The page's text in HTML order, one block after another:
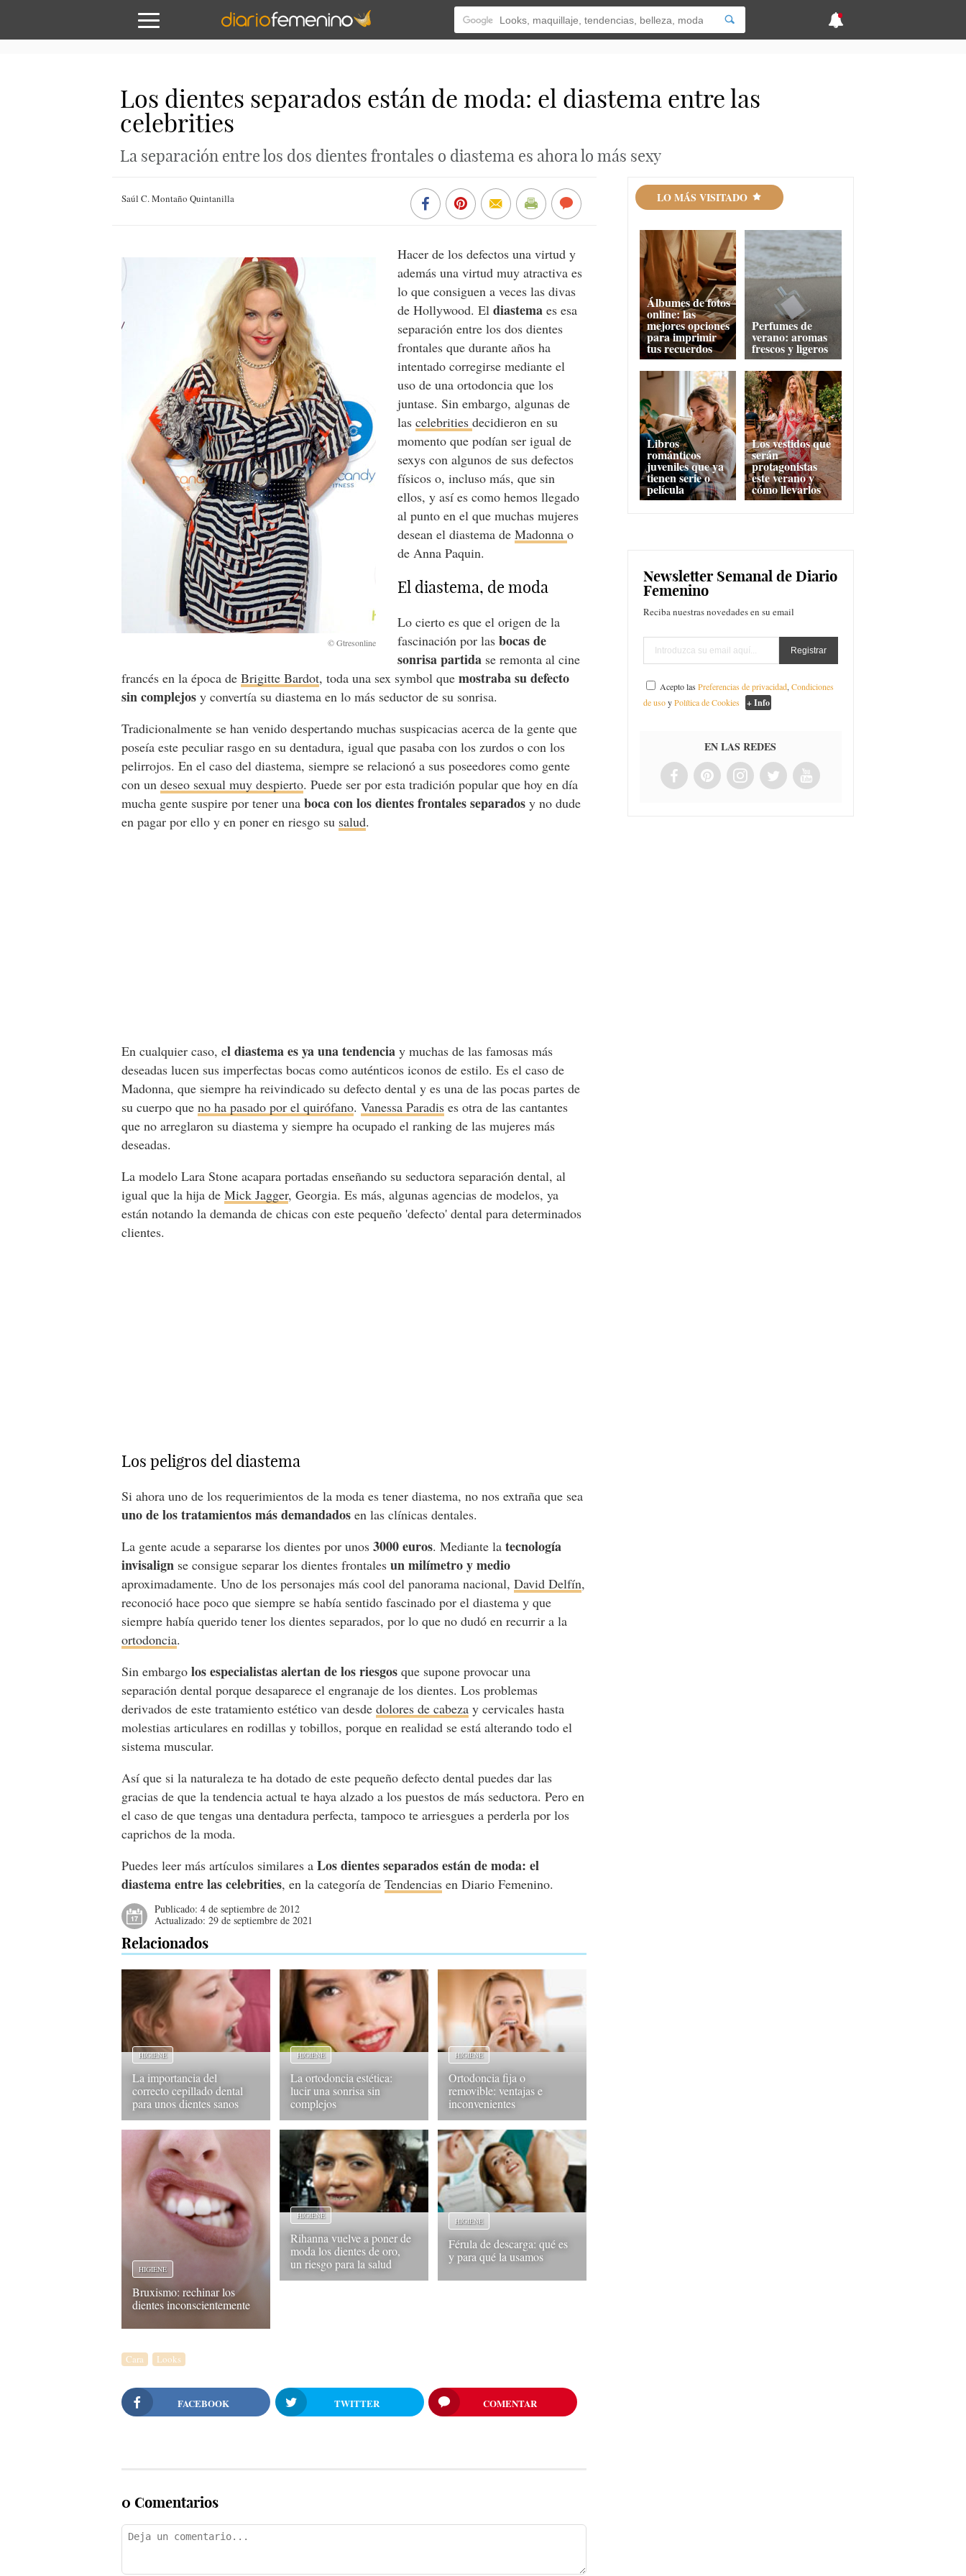
Los dientes separados están de moda: el diastema entre las
celebrities
La separación entre los dos dientes frontales o diastema es ahora lo más sexy
Saúl C. Montaño Quintanilla
Hacer de los defectos una virtud y
además una virtud muy atractiva es
lo que consiguen a veces las divas
de Hollywood. Eldiastema es esa
separación entre los dos dientes
frontales que durante años ha
intentado corregirse mediante el
uso de una ortodoncia que los
juntase. Sin embargo, algunas de
lascelebritiesdecidieron en su
momento que podían ser igual de
sexys con algunos de sus defectos
físicos o, incluso más, que sin
ellos, y así es como hemos llegado
al punto en el que muchas mujeres
desean el diastema deMadonnao
de Anna Paquin.
El diastema, de moda
Lo cierto es que el origen de la
fascinación por las bocas de
sonrisa partida se remonta al cine
francés en la época deBrigitte Bardot, toda una sex symbol quemostraba su defecto
sin complejos y convertía su diastema en lo más seductor de su sonrisa.
Tradicionalmente se han venido despertando muchas suspicacias acerca de la gente que
poseía este peculiar rasgo en su dentadura, igual que pasaba con los zurdos o con los
pelirrojos. En el caso del diastema, siempre se relacionó a sus poseedores como gente
con undeseo sexual muy despierto. Puede ser por esta tradición popular que hoy en día
mucha gente suspire por tener una boca con los dientes frontales separados y no dude
en pagar por ello y en poner en riesgo su salud.
En cualquier caso, el diastema es ya una tendencia y muchas de las famosas más
deseadas lucen sus imperfectas bocas como auténticos iconos de estilo. Es el caso de
Madonna, que siempre ha reivindicado su defecto dental y es una de las pocas partes de
su cuerpo queno ha pasado por el quirófano.Vanessa Paradis es otra de las cantantes
que no arreglaron su diastema y siempre ha ocupado el ranking de las mujeres más
deseadas.
La modelo Lara Stone acapara portadas enseñando su seductora separación dental, al
igual que la hija deMick Jagger, Georgia. Es más, algunas agencias de modelos, ya
están notando la demanda de chicas con este pequeño 'defecto' dental para determinados
clientes.
Los peligros del diastema
Si ahora uno de los requerimientos de la moda es tener diastema, no nos extraña que sea
uno de los tratamientos más demandados en las clínicas dentales.
La gente acude a separarse los dientes por unos3000 euros. Mediante latecnología
invisalign se consigue separar los dientes frontalesun milímetro y medio
aproximadamente. Uno de los personajes más cool del panorama nacional,David Delfín,
reconoció hace poco que siempre se había sentido fascinado por el diastema y que
siempre había querido tener los dientes separados, por lo que no dudó en recurrir a la
ortodoncia.
Sin embargo los especialistas alertan de los riesgos que supone provocar una
separación dental porque desaparece el engranaje de los dientes. Los problemas
derivados de este tratamiento estético van desdedolores de cabeza y cervicales hasta
molestias articulares en rodillas y tobillos, porque en realidad se está alterando todo el
sistema muscular.
Así que si la naturaleza te ha dotado de este pequeño defecto dental puedes dar las
gracias de que la tendencia actual te haya alzado a los puestos de más seductora. Pero en
el caso de que tengas una dentadura perfecta, tampoco te arriesgues a perderla por los
caprichos de la moda.
Puedes leer más artículos similares aLos dientes separados están de moda: el
diastema entre las celebrities, en la categoría deTendencias en Diario Femenino.
Publicado:4 de septiembre de 2012
Actualizado:29 de septiembre de 2021
Relacionados
HIGIENE
La importancia del
correcto cepillado dental
para unos dientes sanos
HIGIENE
La ortodoncia estética:
lucir una sonrisa sin
complejos
HIGIENE
Ortodoncia fija o
removible: ventajas e
inconvenientes
HIGIENE
Bruxismo: rechinar los
dientes inconscientemente
HIGIENE
Rihanna vuelve a poner de
moda los dientes de oro,
un riesgo para la salud
HIGIENE
Férula de descarga: qué es
y para qué la usamos
Cara Looks
FACEBOOK TWITTER COMENTAR
0 Comentarios
LO MÁS VISITADO
Álbumes de fotos
online: las
mejores opciones
para imprimir
tus recuerdos
Perfumes de
verano: aromas
frescos y ligeros
Libros
románticos
juveniles que ya
tienen serie o
película
Los vestidos que
serán
protagonistas
este verano y
cómo llevarlos
Newsletter Semanal de Diario
Femenino
Reciba nuestras novedades en su email
Acepto lasPreferencias de privacidad,Condiciones
de usoyPolítica de Cookies + Info
EN LAS REDES